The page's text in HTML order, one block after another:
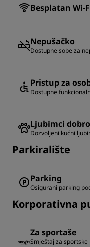
Besplatan Wi-
Nepušačko
Dostupne sobe za
Pristup za
Dostupne
Ljubimci
Dozvoljeni kućni
Parkiralište
Parking
Osigurani parking
Korporativna
Za sportaše
Smještaj za sportske